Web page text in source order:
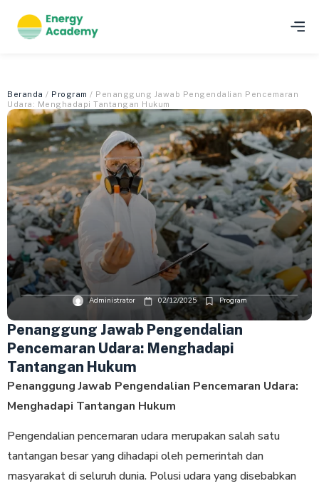
Beranda / Program / Penanggung Jawab Pengendalian Pencemaran
Udara: Menghadapi Tantangan Hukum
Administrator 02/12/2025 Program
Penanggung Jawab Pengendalian
Pencemaran Udara: Menghadapi
Tantangan Hukum
Penanggung Jawab Pengendalian Pencemaran Udara:
Menghadapi Tantangan Hukum
Pengendalian pencemaran udara merupakan salah satu
tantangan besar yang dihadapi oleh pemerintah dan
masyarakat di seluruh dunia. Polusi udara yang disebabkan